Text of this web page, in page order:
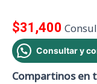
$31,400
Consultar y
Compartinos en